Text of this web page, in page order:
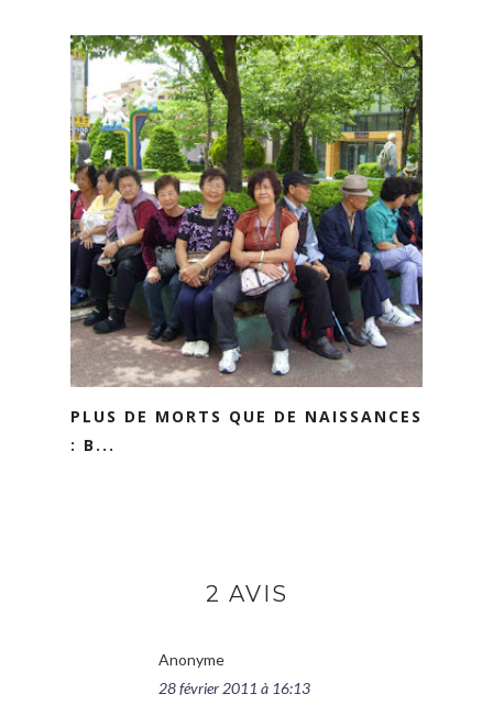
PLUS DE MORTS QUE DE NAISSANCES
: B...
2 AVIS
Anonyme
28 février 2011 à 16:13